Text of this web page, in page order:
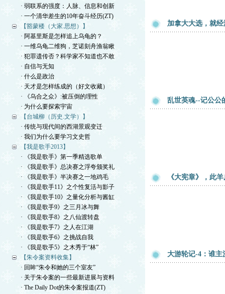
· 弱联系的强度：人脉、信息和创新
· 一个清华差生的10年奋斗经历(ZT)
【豁蒙楼（大家.思想）】
· 阿基里斯是怎样追上乌龟的？
· 一维乌龟二维狗，芝诺刻舟渔翁瞅
· 犯罪遗传否？科学家不知道也不敢
· 自信与无知
· 什么是政治
· 天才是怎样练成的（好文收藏）
· 《乌合之众》:被压倒的理性
· 为什么要探索宇宙
【台城柳（历史.文学）】
· 传统与现代间的西湖景观变迁
· 我们为什么要学习文史哲
【我是歌手2013】
· 《我是歌手》第一季精选歌单
· 《我是歌手》总决赛之浮夸颁奖礼
· 《我是歌手》半决赛之一地鸡毛
· 《我是歌手11》之个性复活与影子
· 《我是歌手10》之量化分析与酱缸
· 《我是歌手9》之三月冰与舞
· 《我是歌手8》之八仙渡转盘
· 《我是歌手7》之人在江湖
· 《我是歌手6》之挑战自我
· 《我是歌手5》之木秀于“林”
【朱令案资料收集】
· 回眸“朱令和她的三个室友”
· 关于朱令案的一些最新进展与资料
· The Daily Dot的朱令案报道(ZT)
加拿大大选，就
乱世英魂--记公公
《大宪章》，此
大游轮记-4：谁主